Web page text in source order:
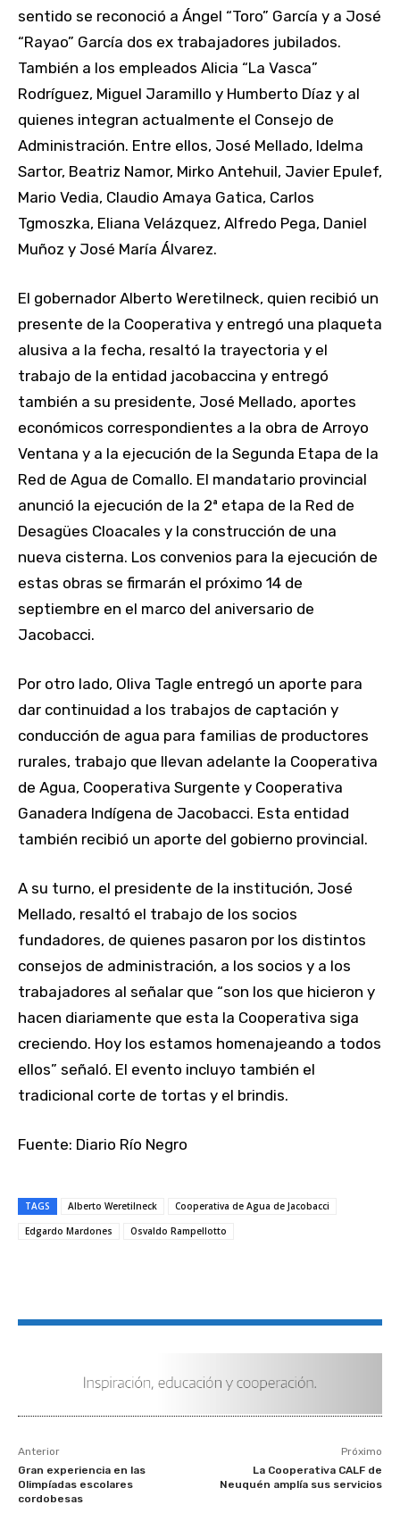
sentido se reconoció a Ángel “Toro” García y a José
“Rayao” García dos ex trabajadores jubilados.
También a los empleados Alicia “La Vasca”
Rodríguez, Miguel Jaramillo y Humberto Díaz y al
quienes integran actualmente el Consejo de
Administración. Entre ellos, José Mellado, Idelma
Sartor, Beatriz Namor, Mirko Antehuil, Javier Epulef,
Mario Vedia, Claudio Amaya Gatica, Carlos
Tgmoszka, Eliana Velázquez, Alfredo Pega, Daniel
Muñoz y José María Álvarez.
El gobernador Alberto Weretilneck, quien recibió un
presente de la Cooperativa y entregó una plaqueta
alusiva a la fecha, resaltó la trayectoria y el
trabajo de la entidad jacobaccina y entregó
también a su presidente, José Mellado, aportes
económicos correspondientes a la obra de Arroyo
Ventana y a la ejecución de la Segunda Etapa de la
Red de Agua de Comallo. El mandatario provincial
anunció la ejecución de la 2ª etapa de la Red de
Desagües Cloacales y la construcción de una
nueva cisterna. Los convenios para la ejecución de
estas obras se firmarán el próximo 14 de
septiembre en el marco del aniversario de
Jacobacci.
Por otro lado, Oliva Tagle entregó un aporte para
dar continuidad a los trabajos de captación y
conducción de agua para familias de productores
rurales, trabajo que llevan adelante la Cooperativa
de Agua, Cooperativa Surgente y Cooperativa
Ganadera Indígena de Jacobacci. Esta entidad
también recibió un aporte del gobierno provincial.
A su turno, el presidente de la institución, José
Mellado, resaltó el trabajo de los socios
fundadores, de quienes pasaron por los distintos
consejos de administración, a los socios y a los
trabajadores al señalar que “son los que hicieron y
hacen diariamente que esta la Cooperativa siga
creciendo. Hoy los estamos homenajeando a todos
ellos” señaló. El evento incluyo también el
tradicional corte de tortas y el brindis.
Fuente: Diario Río Negro
TAGS Alberto Weretilneck
Cooperativa de Agua de Jacobacci
Edgardo Mardones
Osvaldo Rampellotto
Anterior
Gran experiencia en las
Olimpíadas escolares
cordobesas
Próximo
La Cooperativa CALF de
Neuquén amplía sus servicios